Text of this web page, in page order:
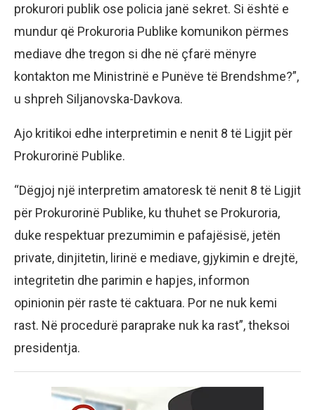
prokurori publik ose policia janë sekret. Si është e
mundur që Prokuroria Publike komunikon përmes
mediave dhe tregon si dhe në çfarë mënyre
kontakton me Ministrinë e Punëve të Brendshme?”,
u shpreh Siljanovska-Davkova.
Ajo kritikoi edhe interpretimin e nenit 8 të Ligjit për
Prokurorinë Publike.
“Dëgjoj një interpretim amatoresk të nenit 8 të Ligjit
për Prokurorinë Publike, ku thuhet se Prokuroria,
duke respektuar prezumimin e pafajësisë, jetën
private, dinjitetin, lirinë e mediave, gjykimin e drejtë,
integritetin dhe parimin e hapjes, informon
opinionin për raste të caktuara. Por ne nuk kemi
rast. Në procedurë paraprake nuk ka rast”, theksoi
presidentja.